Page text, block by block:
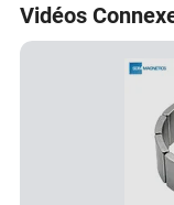
Forme
Vidéos